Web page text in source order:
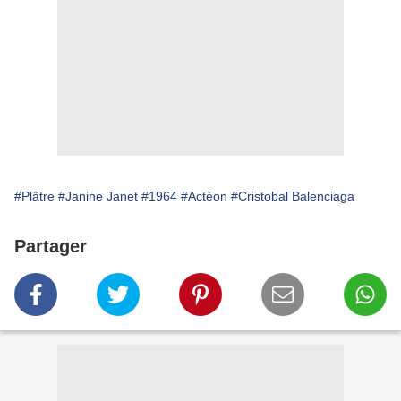
#Plâtre #Janine Janet #1964 #Actéon #Cristobal Balenciaga
Partager